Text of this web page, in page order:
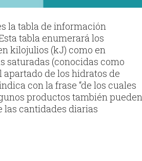
la tabla de información
tabla enumerará los
kilojulios (kJ) como en
saturadas (conocidas como
apartado de los hidratos de
con la frase “de los cuales
productos también pueden
las cantidades diarias